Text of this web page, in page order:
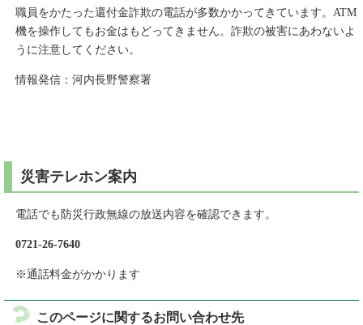
職員をかたった還付金詐欺の電話が多数かかってきています。ATM
機を操作してもお金はもどってきません。詐欺の被害にあわないよ
うに注意してください。
情報発信：河内長野警察署
災害テレホン案内
電話でも防災行政無線の放送内容を確認できます。
0721-26-7640
※通話料金がかかります
このページに関するお問い合わせ先